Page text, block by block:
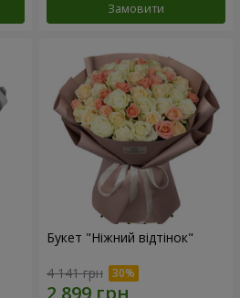
Замовити
Букет "Ніжний відтінок"
4 141 грн